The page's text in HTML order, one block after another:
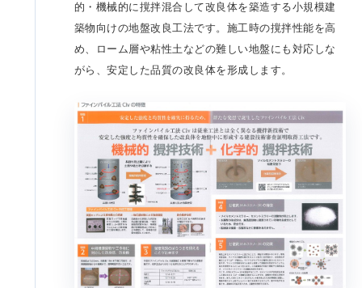
的・機械的に撹拌混合して改良体を築造する小規模建
築物向けの地盤改良工法です。施工時の撹拌性能を高
め、ローム層や粘性土などの難しい地盤にも対応しな
がら、安定した品質の改良体を形成します。